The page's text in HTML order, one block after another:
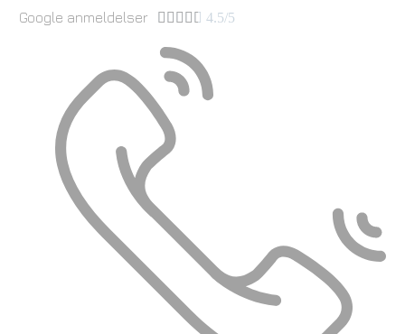
Google anmeldelser      4.5/5